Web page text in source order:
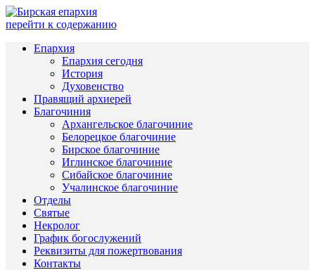
перейти к содержанию
Епархия
Епархия сегодня
История
Духовенство
Правящий архиерей
Благочиния
Архангельское благочиние
Белорецкое благочиние
Бирское благочиние
Иглинское благочиние
Сибайское благочиние
Учалинское благочиние
Отделы
Святые
Некролог
График богослужений
Реквизиты для пожертвования
Контакты